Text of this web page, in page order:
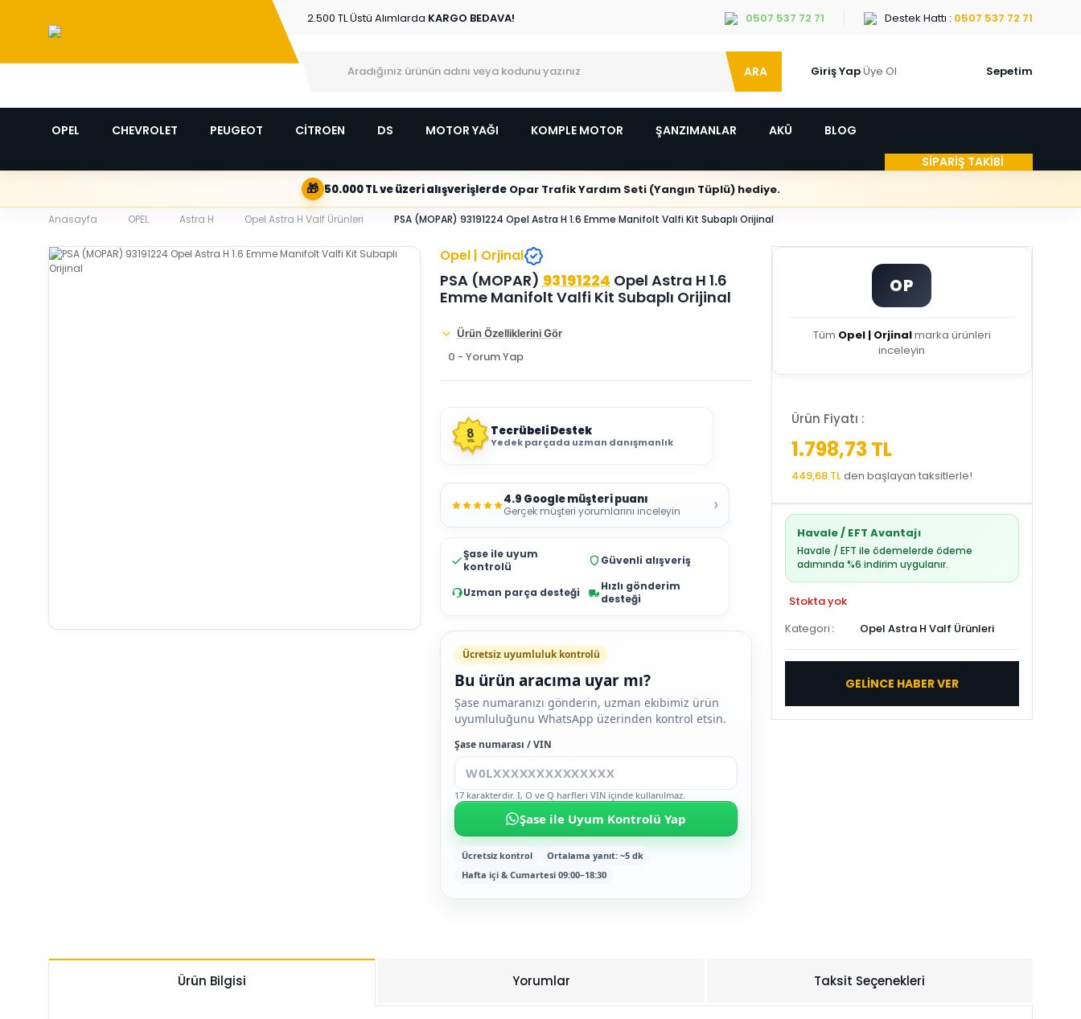
2.500 TL Üstü Alımlarda KARGO BEDAVA! 0507 537 72 71 Destek Hattı : 0507 537 72 71
ARA Giriş YapÜye Ol Sepetim
OPEL CHEVROLET PEUGEOT CİTROEN DS MOTOR YAĞI KOMPLE MOTOR ŞANZIMANLAR AKÜ
BLOG
SİPARİŞ TAKİBİ
🎁 50.000 TL ve üzeri alışverişlerdeOpar Trafik Yardım Seti (Yangın Tüplü) hediye.
Anasayfa OPEL Astra H Opel Astra H Valf Ürünleri PSA (MOPAR) 93191224 Opel Astra H 1.6 Emme Manifolt Valfi Kit Subaplı Orijinal
Opel | Orjinal
PSA (MOPAR)93191224 Opel Astra H 1.6
Emme Manifolt Valfi Kit Subaplı Orijinal
Ürün Özelliklerini Gör
0 - Yorum Yap
8
YIL
Tecrübeli Destek
Yedek parçada uzman danışmanlık
4.9 Google müşteri puanı
Gerçek müşteri yorumlarını inceleyin ›
Şase ile uyum
kontrolü
Güvenli alışveriş
Uzman parça desteği
Hızlı gönderim
desteği
Ücretsiz uyumluluk kontrolü
Bu ürün aracıma uyar mı?
Şase numaranızı gönderin, uzman ekibimiz ürün
uyumluluğunu WhatsApp üzerinden kontrol etsin.
Şase numarası / VIN
17 karakterdir. I, O ve Q harfleri VIN içinde kullanılmaz.
Şase ile Uyum Kontrolü Yap
Ücretsiz kontrol
Ortalama yanıt: ~5 dk
Hafta içi & Cumartesi 09:00–18:30
OP
Tüm Opel | Orjinalmarka ürünleri
inceleyin
Ürün Fiyatı :
1.798,73 TL
449,68 TLden başlayan taksitlerle!
Havale / EFT Avantajı
Havale / EFT ile ödemelerde ödeme
adımında %6 indirim uygulanır.
Stokta yok
Kategori
Opel Astra H Valf Ürünleri
GELİNCE HABER VER
Ürün Bilgisi Yorumlar Taksit Seçenekleri